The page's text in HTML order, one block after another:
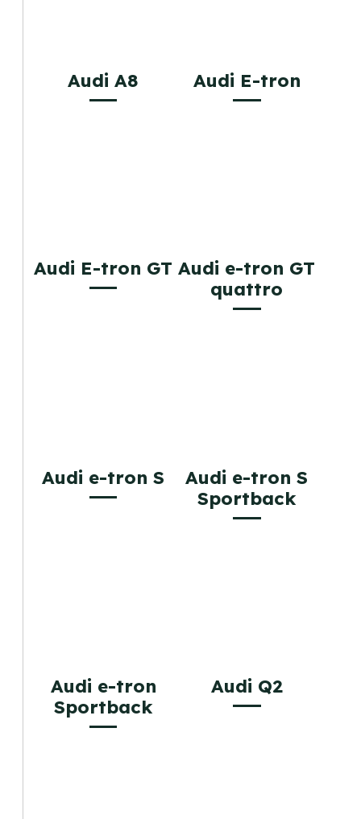
Audi A8 Audi E-tron
Audi E-tron GT Audi e-tron GT
quattro
Audi e-tron S
Audi e-tron S
Sportback
Audi e-tron
Sportback
Audi Q2